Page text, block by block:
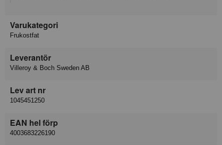
Varukategori
Frukostfat
Leverantör
Villeroy & Boch Sweden AB
Lev art nr
1045451250
EAN hel förp
4003683226190